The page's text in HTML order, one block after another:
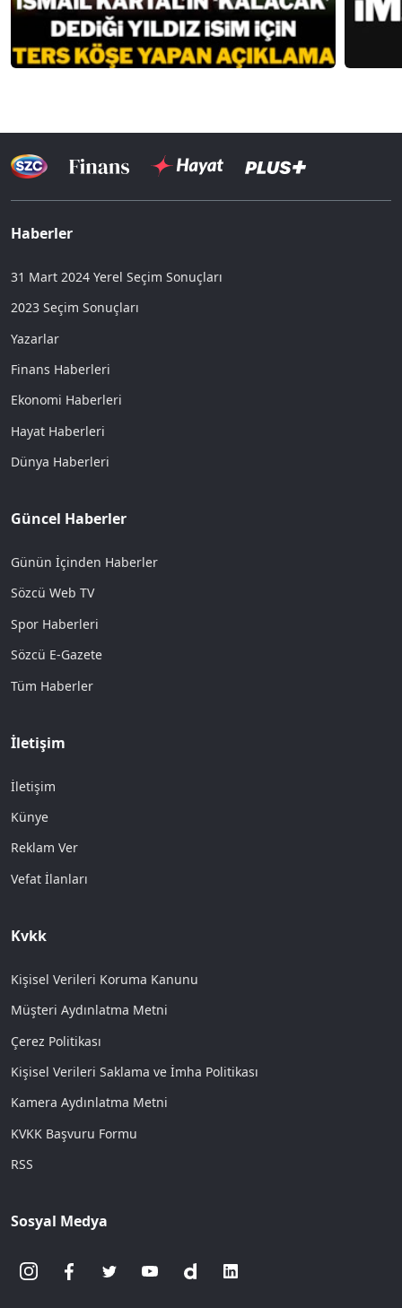
Haberler
31 Mart 2024 Yerel Seçim Sonuçları
2023 Seçim Sonuçları
Yazarlar
Finans Haberleri
Ekonomi Haberleri
Hayat Haberleri
Dünya Haberleri
Güncel Haberler
Günün İçinden Haberler
Sözcü Web TV
Spor Haberleri
Sözcü E-Gazete
Tüm Haberler
İletişim
İletişim
Künye
Reklam Ver
Vefat İlanları
Kvkk
Kişisel Verileri Koruma Kanunu
Müşteri Aydınlatma Metni
Çerez Politikası
Kişisel Verileri Saklama ve İmha Politikası
Kamera Aydınlatma Metni
KVKK Başvuru Formu
RSS
Sosyal Medya